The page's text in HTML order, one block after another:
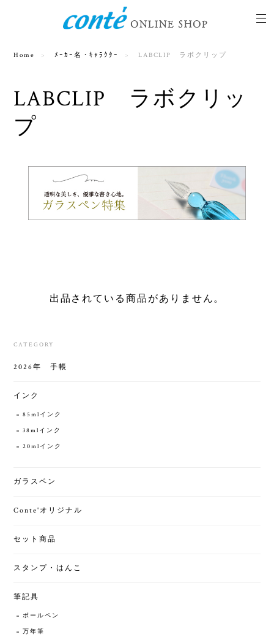
Home ﾒｰｶｰ名・ｷｬﾗｸﾀｰ LABCLIP ラボクリップ
LABCLIP ラボクリッ
プ
出品されている商品がありません。
CATEGORY
2026年 手帳
インク
85mlインク
38mlインク
20mlインク
ガラスペン
Conte'オリジナル
セット商品
スタンプ・はんこ
筆記具
ボールペン
万年筆